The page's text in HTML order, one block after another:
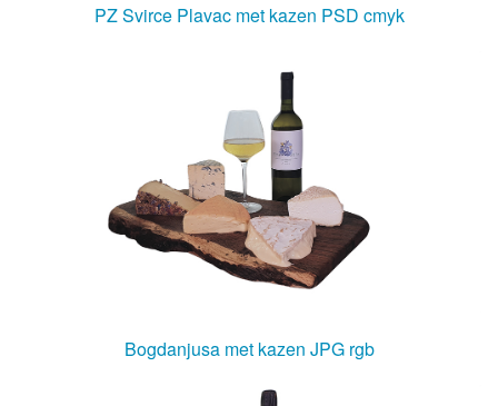
PZ Svirce Plavac met kazen PSD cmyk
Bogdanjusa met kazen JPG rgb